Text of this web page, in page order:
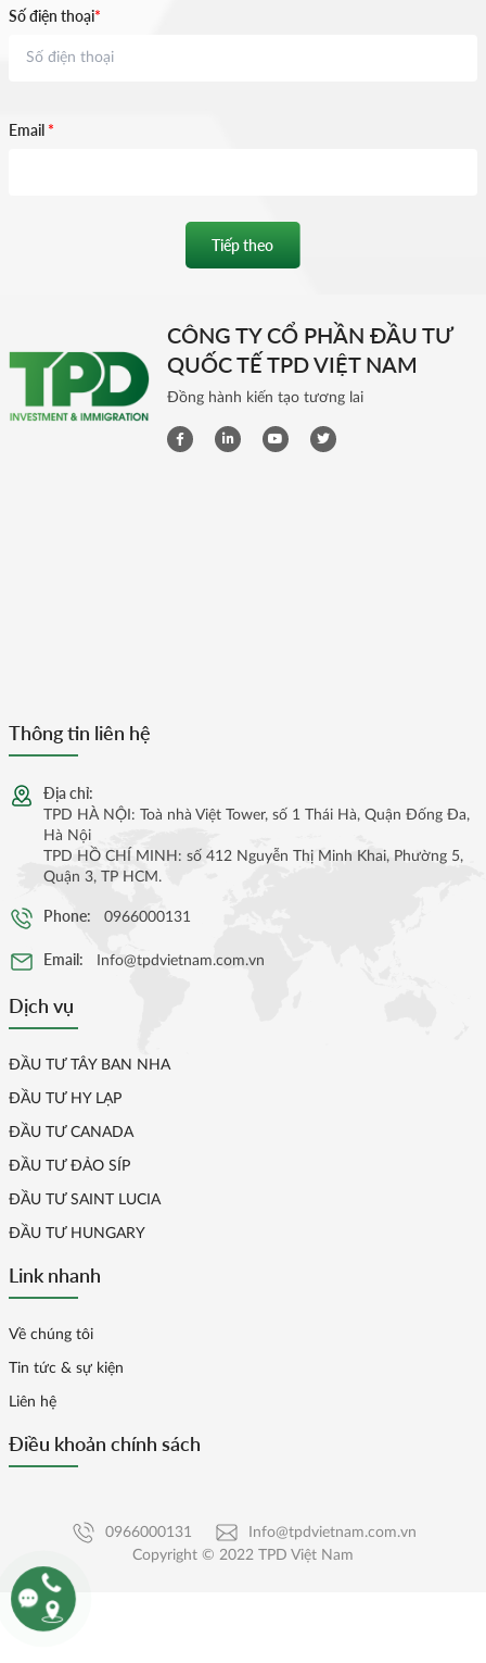
Số điện thoại*
Email *
Tiếp theo
CÔNG TY CỔ PHẦN ĐẦU TƯ
QUỐC TẾ TPD VIỆT NAM
Đồng hành kiến tạo tương lai
Thông tin liên hệ
Địa chỉ:
TPD HÀ NỘI: Toà nhà Việt Tower, số 1 Thái Hà, Quận Đống Đa,
Hà Nội
TPD HỒ CHÍ MINH: số 412 Nguyễn Thị Minh Khai, Phường 5,
Quận 3, TP HCM.
Phone: 0966000131
Email: Info@tpdvietnam.com.vn
Dịch vụ
ĐẦU TƯ TÂY BAN NHA
ĐẦU TƯ HY LẠP
ĐẦU TƯ CANADA
ĐẦU TƯ ĐẢO SÍP
ĐẦU TƯ SAINT LUCIA
ĐẦU TƯ HUNGARY
Link nhanh
Về chúng tôi
Tin tức & sự kiện
Liên hệ
Điều khoản chính sách
Copyright © 2022 TPD Việt Nam
0966000131 Info@tpdvietnam.com.vn